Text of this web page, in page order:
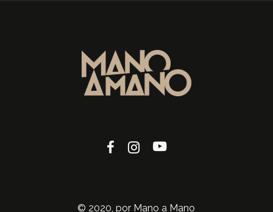
© 2020, por Mano a Mano